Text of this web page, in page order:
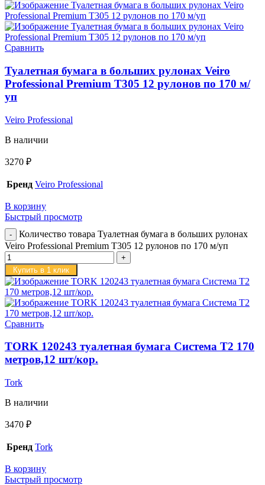
Сравнить
Туалетная бумага в больших рулонах Veiro
Professional Premium T305 12 рулонов по 170 м/
уп
Veiro Professional
В наличии
3270 ₽
Бренд Veiro Professional
В корзину
Быстрый просмотр
Количество товара Туалетная бумага в больших рулонах
Veiro Professional Premium T305 12 рулонов по 170 м/уп
Купить в 1 клик
Сравнить
TORK 120243 туалетная бумага Система Т2 170
метров,12 шт/кор.
Tork
В наличии
3470 ₽
Бренд Tork
В корзину
Быстрый просмотр